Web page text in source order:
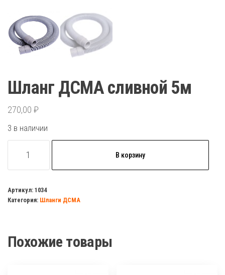
Шланг ДСМА сливной 5м
270,00 ₽
3 в наличии
товара
ДСМА
сливной
В корзину
Артикул: 1034
Категория: Шланги ДСМА
Похожие товары